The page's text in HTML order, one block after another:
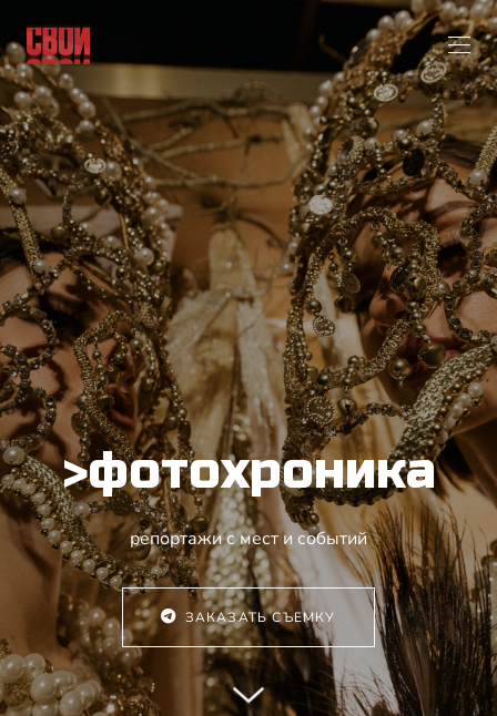
>фотохроника
репортажи с мест и событий
ЗАКАЗАТЬ СЪЕМКУ